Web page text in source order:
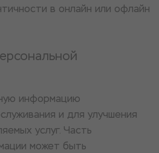
в онлайн или офлайн
информацию
и для улучшения
услуг. Часть
может быть